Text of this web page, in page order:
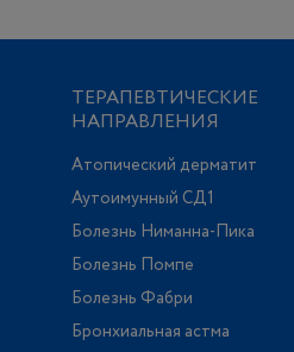
ТЕРАПЕВТИЧЕСКИЕ
НАПРАВЛЕНИЯ
Атопический дерматит
Аутоимунный СД1
Болезнь Ниманна-Пика
Болезнь Помпе
Болезнь Фабри
Бронхиальная астма